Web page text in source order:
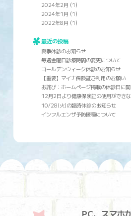
2024年2月 (1)
2024年1月 (1)
2022年8月 (1)
最近の投稿
夏季休診のお知らせ
毎週金曜日診療時間の変更について
ゴールデンウィーク休診のお知らせ
【重要】マイナ保険証ご利用のお願い
お詫び：ホームページ掲載の休診日に
12月2日より健康保険証の使用ができな
10/28(火)の臨時休診のお知らせ
インフルエンザ予防接種について
PC、スマホ